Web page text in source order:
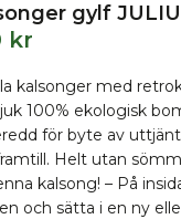
gylf
kr
kalsonger med
100% ekologisk
för byte av
Helt utan
kalsong! – På
och sätta i en ny